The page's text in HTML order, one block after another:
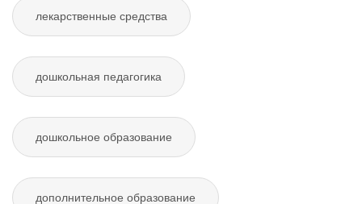
лекарственные средства
дошкольная педагогика
дошкольное образование
дополнительное образование